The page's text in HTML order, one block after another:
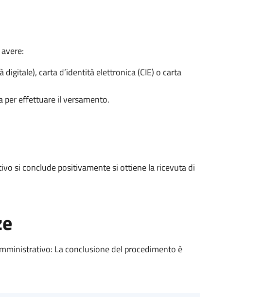
digitale), carta d’identità elettronica (CIE) o carta
effettuare il versamento.
si conclude positivamente si ottiene la ricevuta di
La conclusione del procedimento è